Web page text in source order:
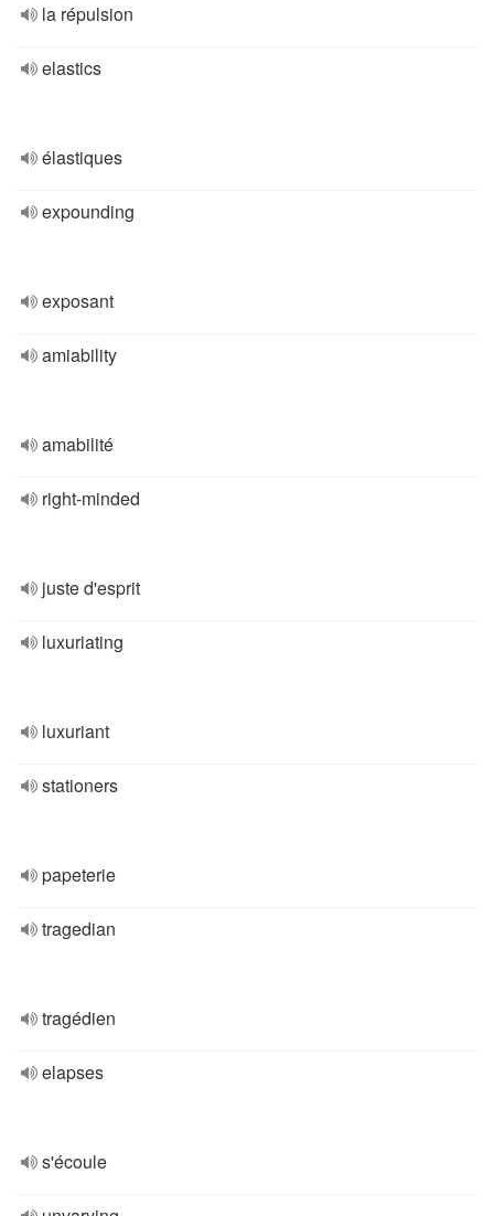
la répulsion
elastics
élastiques
expounding
exposant
amiability
amabilité
right-minded
juste d'esprit
luxuriating
luxuriant
stationers
papeterie
tragedian
tragédien
elapses
s'écoule